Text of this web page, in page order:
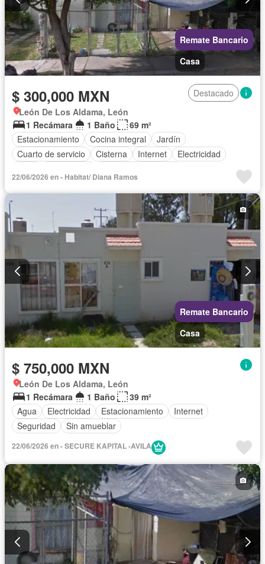
Remate Bancario
Casa
$ 300,000 MXN
Destacado
León De Los Aldama, León
1 Recámara
1 Baño
69 m²
Estacionamiento
Cocina integral
Jardín
Cuarto de servicio
Cisterna Internet
Electricidad
Recámara con closet
Wifi
Permite mascotas
Parcialmente amueblado
22/06/2026 en - Habitat/ Diana Ramos
Remate Bancario
Casa
$ 750,000 MXN
León De Los Aldama, León
1 Recámara
1 Baño
39 m²
Agua
Electricidad Estacionamiento
Internet
Seguridad
Sin amueblar
22/06/2026 en - SECURE KAPITAL -AVILA